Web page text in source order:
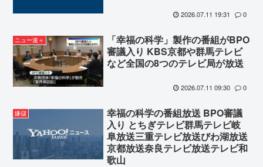
2026.07.11 19:31 0
ニュー速＋
「幸福の科学」製作の番組がBPO
審議入り KBS京都や群馬テレビ
など全国の8つのテレビ局が放送
2026.07.11 09:30 0
嫌儲
幸福の科学の番組放送 BPO審議
入り とちぎテレビ群馬テレビ岐
阜放送三重テレビ放送びわ湖放送
京都放送奈良テレビ放送テレビ和
歌山